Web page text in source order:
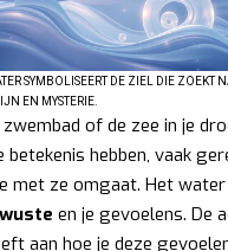
SYMBOLISEERT DE ZIEL DIE ZOEKT
EN MYSTERIE.
of de zee in je
hebben, vaak
met ze omgaat. Het
en je gevoelens. De
aan hoe je deze